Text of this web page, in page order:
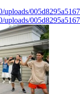
uploads/
uploads/